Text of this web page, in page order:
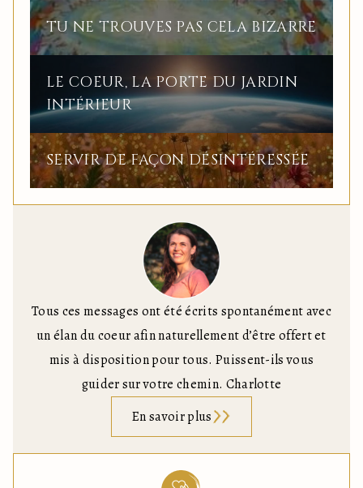
TU NE TROUVES PAS CELA BIZARRE
LE COEUR, LA PORTE DU JARDIN
INTÉRIEUR
SERVIR DE FAÇON DÉSINTÉRESSÉE
Tous ces messages ont été écrits spontanément avec
un élan du coeur afin naturellement d’être offert et
mis à disposition pour tous. Puissent-ils vous
guider sur votre chemin. Charlotte
En savoir plus